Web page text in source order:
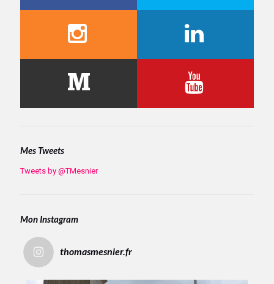
Mes Tweets
Tweets by @TMesnier
Mon Instagram
thomasmesnier.fr